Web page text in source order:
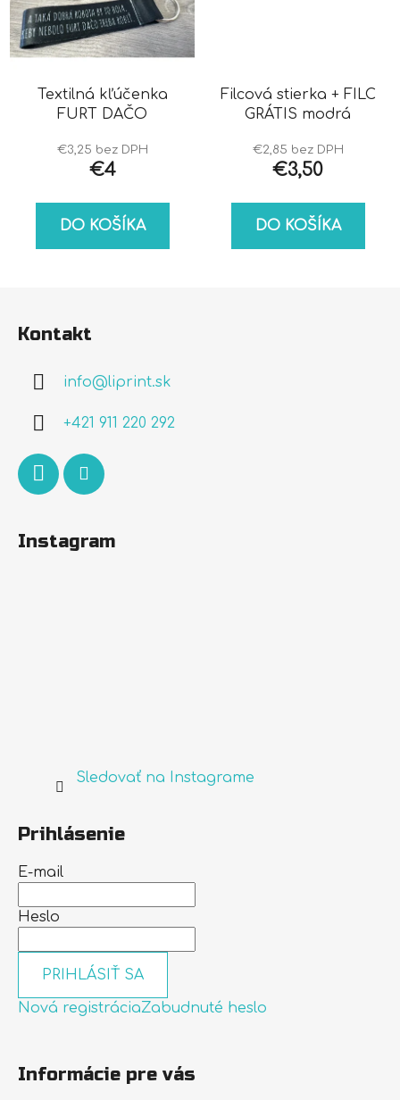
Textilná kľúčenka
FURT DAČO
€3,25 bez DPH
€4
DO KOŠÍKA
Filcová stierka + FILC
GRÁTIS modrá
€2,85 bez DPH
€3,50
DO KOŠÍKA
Kontakt
info@liprint.sk
+421 911 220 292
Instagram
Sledovať na Instagrame
Prihlásenie
E-mail
Heslo
PRIHLÁSIŤ SA
Nová registráciaZabudnuté heslo
Informácie pre vás